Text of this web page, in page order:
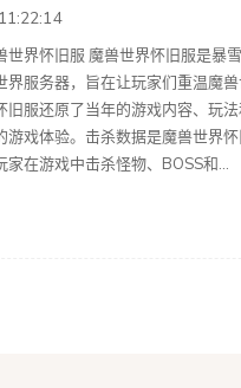
世界怀旧服 魔兽世界怀旧服是暴
界服务器，旨在让玩家们重温魔
旧服还原了当年的游戏内容、玩
游戏体验。击杀数据是魔兽世界
家在游戏中击杀怪物、BOSS和...